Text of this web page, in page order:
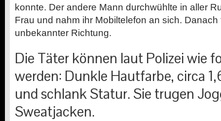
konnte. Der andere Mann durchwühlte in aller
Frau und nahm ihr Mobiltelefon an sich.
unbekannter Richtung.
Die Täter können laut Polizei wie
werden: Dunkle Hautfarbe, circa
und schlank Statur. Sie trugen
Sweatjacken.